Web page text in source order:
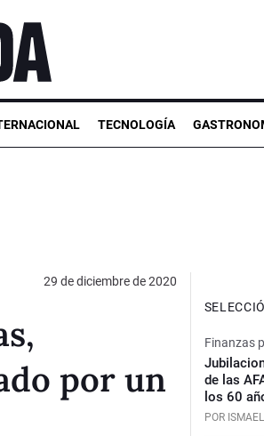
TECNOLOGÍA
29 de diciembre de 2020
por un
Finanzas
de las
los 60
POR